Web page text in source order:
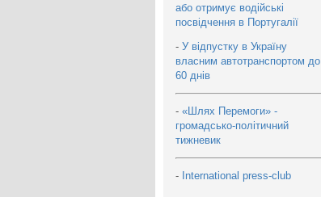
або отримує водійські
посвідчення в Португалії
- У відпустку в Україну
власним автотранспортом до
60 днів
- «Шлях Перемоги» -
громадсько-політичний
тижневик
- International press-club